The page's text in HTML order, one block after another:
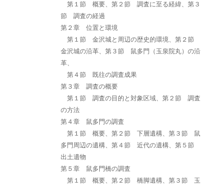
第１節 概要、第２節 調査に至る経緯、第３
節 調査の経過
第２章 位置と環境
第１節 金沢城と周辺の歴史的環境、第２節
金沢城の沿革、第３節 鼠多門（玉泉院丸）の沿
革、
第４節 既往の調査成果
第３章 調査の概要
第１節 調査の目的と対象区域、第２節 調査
の方法
第４章 鼠多門の調査
第１節 概要、第２節 下層遺構、第３節 鼠
多門周辺の遺構、第４節 近代の遺構、第５節
出土遺物
第５章 鼠多門橋の調査
第１節 概要、第２節 橋脚遺構、第３節 玉